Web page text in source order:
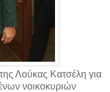
Λούκας Κατσέλη για
νοικοκυριών